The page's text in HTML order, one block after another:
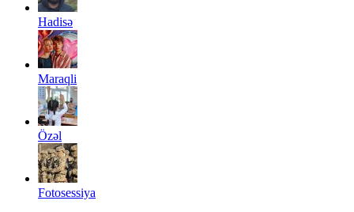
Hadisə
Maraqli
Özəl
Fotosessiya